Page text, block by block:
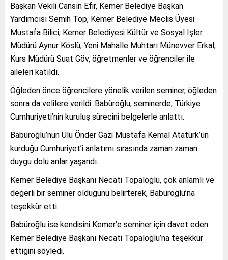
Başkan Vekili Cansın Efir, Kemer Belediye Başkan
Yardımcısı Semih Top, Kemer Belediye Meclis Üyesi
Mustafa Bilici, Kemer Belediyesi Kültür ve Sosyal İşler
Müdürü Aynur Köslü, Yeni Mahalle Muhtarı Münevver Erkal,
Kurs Müdürü Suat Göv, öğretmenler ve öğrenciler ile
aileleri katıldı.
Öğleden önce öğrencilere yönelik verilen seminer, öğleden
sonra da velilere verildi. Babüroğlu, seminerde, Türkiye
Cumhuriyeti’nin kuruluş sürecini belgelerle anlattı.
Babüroğlu’nun Ulu Önder Gazi Mustafa Kemal Atatürk’ün
kurduğu Cumhuriyet’i anlatımı sırasında zaman zaman
duygu dolu anlar yaşandı.
Kemer Belediye Başkanı Necati Topaloğlu, çok anlamlı ve
değerli bir seminer olduğunu belirterek, Babüroğlu’na
teşekkür etti.
Babüroğlu ise kendisini Kemer’e seminer için davet eden
Kemer Belediye Başkanı Necati Topaloğlu’na teşekkür
ettiğini söyledi.